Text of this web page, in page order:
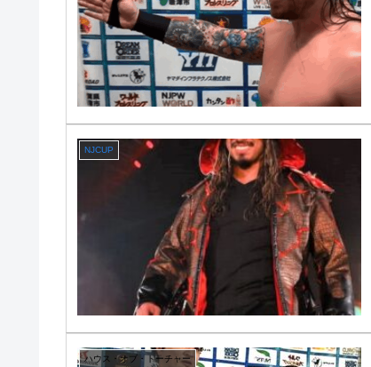
NJCUP
ハウス・オブ・トーチャー